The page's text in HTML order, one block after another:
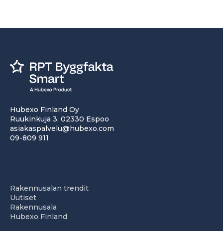
Hubexo Finland Oy
Ruukinkuja 3, 02330 Espoo
asiakaspalvelu@hubexo.com
09-809 911
Rakennusalan trendit
Uutiset
Rakennusala
Hubexo Finland